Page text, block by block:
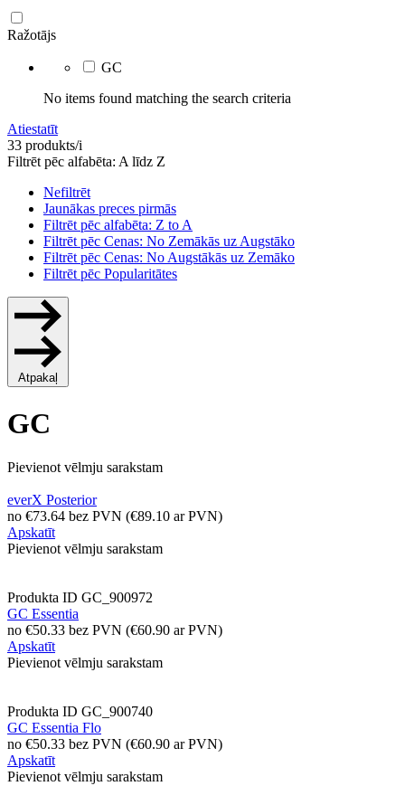
Ražotājs
GC
No items found matching the search criteria
Atiestatīt
33 produkts/i
Filtrēt pēc alfabēta: A līdz Z
Nefiltrēt
Jaunākas preces pirmās
Filtrēt pēc alfabēta: Z to A
Filtrēt pēc Cenas: No Zemākās uz Augstāko
Filtrēt pēc Cenas: No Augstākās uz Zemāko
Filtrēt pēc Popularitātes
Atpakaļ
GC
Pievienot vēlmju sarakstam
everX Posterior
no €73.64 bez PVN (€89.10 ar PVN)
Apskatīt
Pievienot vēlmju sarakstam
Produkta ID GC_900972
GC Essentia
no €50.33 bez PVN (€60.90 ar PVN)
Apskatīt
Pievienot vēlmju sarakstam
Produkta ID GC_900740
GC Essentia Flo
no €50.33 bez PVN (€60.90 ar PVN)
Apskatīt
Pievienot vēlmju sarakstam